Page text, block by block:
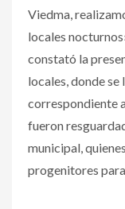
Viedma,
locales
constató la
locales, donde
correspondiente
fueron
municipal,
progenitores